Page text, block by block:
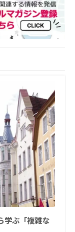
学ぶ「複雑な